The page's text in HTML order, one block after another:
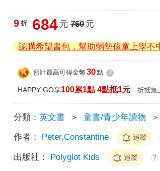
9 折 684 元 760元
認購希望書包，幫助弱勢孩童上學不
預計最高可得金幣 30點 ?
HAPPY GO享100累1點 4點抵1元 折抵無
分類：英文書 ＞ 童書/青少年讀物 ＞
作者： Peter,Constantine 追蹤
出版社： Polyglot Kids 追蹤 ?